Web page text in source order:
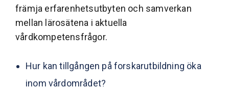
främja erfarenhetsutbyten och samverkan
mellan lärosätena i aktuella
vårdkompetensfrågor.
Hur kan tillgången på forskarutbildning öka
inom vårdområdet?